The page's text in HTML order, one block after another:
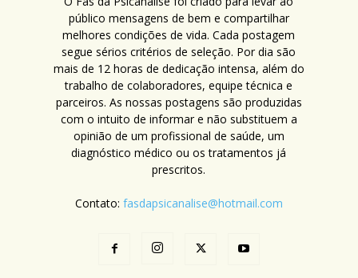
público mensagens de bem e compartilhar
melhores condições de vida. Cada postagem
segue sérios critérios de seleção. Por dia são
mais de 12 horas de dedicação intensa, além do
trabalho de colaboradores, equipe técnica e
parceiros. As nossas postagens são produzidas
com o intuito de informar e não substituem a
opinião de um profissional de saúde, um
diagnóstico médico ou os tratamentos já
prescritos.
Contato: fasdapsicanalise@hotmail.com